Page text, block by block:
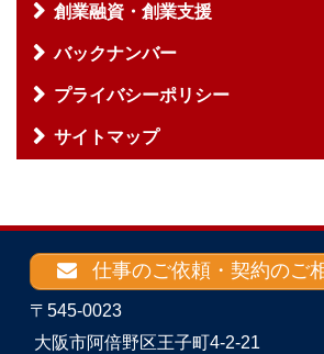
創業融資・創業支援
バックナンバー
プライバシーポリシー
サイトマップ
仕事のご依頼・契約のご
〒545-0023
大阪市阿倍野区王子町4-2-21